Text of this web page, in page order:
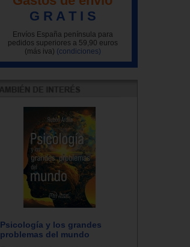
G R A T I S
Envíos España península para
pedidos superiores a 59,90 euros
(más iva) (condiciones)
Psicología y los grandes
problemas del mundo